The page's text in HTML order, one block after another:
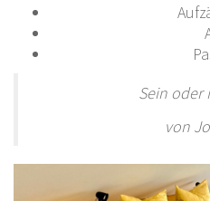
Sein oder
von